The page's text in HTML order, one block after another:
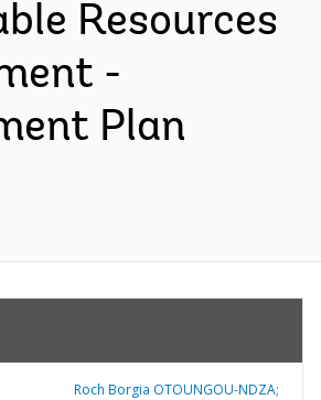
Resources
-
Plan
Roch Borgia OTOUNGOU-NDZA;